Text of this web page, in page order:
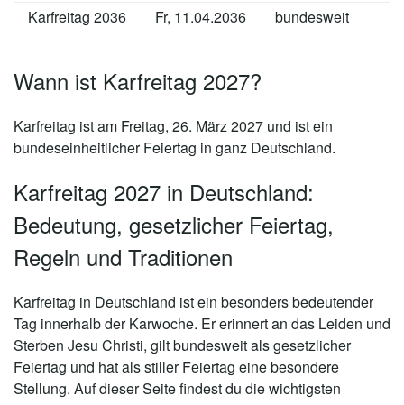
Karfreitag 2036
Fr, 11.04.2036 bundesweit
Wann ist Karfreitag 2027?
Karfreitag ist am Freitag, 26. März 2027 und ist ein
bundeseinheitlicher Feiertag in ganz Deutschland.
Karfreitag 2027 in Deutschland:
Bedeutung, gesetzlicher Feiertag,
Regeln und Traditionen
Karfreitag in Deutschland ist ein besonders bedeutender
Tag innerhalb der Karwoche. Er erinnert an das Leiden und
Sterben Jesu Christi, gilt bundesweit als gesetzlicher
Feiertag und hat als stiller Feiertag eine besondere
Stellung. Auf dieser Seite findest du die wichtigsten